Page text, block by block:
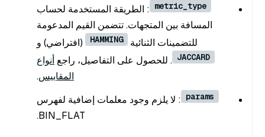
metric_type : الطريقة المستخدمة لحساب
المسافة بين المتجهات. تتضمن القيم المدعومة
للتضمينات الثنائية
HAMMING (افتراضي) و
JACCARD . للحصول على التفاصيل، راجع أنواع
المقاييس.
params : لا يلزم وجود معلمات إضافية لفهرس
BIN_FLAT.